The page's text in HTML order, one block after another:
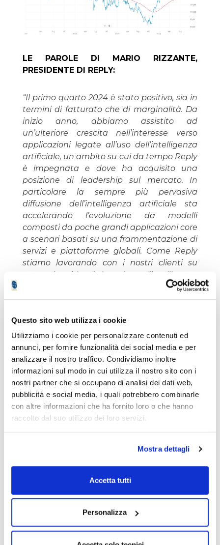
Questo sito web utilizza i cookie
Utilizziamo i cookie per personalizzare contenuti ed
annunci, per fornire funzionalità dei social media e per
analizzare il nostro traffico. Condividiamo inoltre
informazioni sul modo in cui utilizza il nostro sito con i
nostri partner che si occupano di analisi dei dati web,
pubblicità e social media, i quali potrebbero combinarle
con altre informazioni che ha fornito loro o che hanno
raccolto dal suo utilizzo dei loro servizi.
Mostra dettagli
Accetta tutti
Personalizza
LE PAROLE DI MARIO RIZZANTE,
PRESIDENTE DI REPLY:
“Il primo quarto 2024 è stato positivo, sia in
termini di fatturato che di marginalità. Da
inizio anno, abbiamo assistito ad
un’ulteriore crescita nell’interesse verso
applicazioni legate all’uso dell’intelligenza
artificiale, un ambito su cui da tempo Reply
è impegnata e dove ha acquisito una
posizione di leadership sul mercato. In
particolare la sempre più pervasiva
diffusione dell’intelligenza artificiale sta
accelerando l’evoluzione da modelli
composti da poche grandi applicazioni core
a scenari basati su una frammentazione di
servizi e piattaforme globali. Come Reply
stiamo lavorando con i nostri clienti su
progetti volti ad introdurre l’intelligenza
artificiale all’interno dei principali processi
di marketing, sales, produzione,
ambiti di interesse, sono rappresentati
dall’intelligenza artificiale a bordo veicolo e
dalle nuove interfacce conversazionali
basate su piattaforme di spatial
computing.
Oggi siamo comunque ancora agli inizi di
un grande cambiamento. Nei prossimi
anni, la proliferazione e le ulteriori infinite
evoluzioni dell’intelligenza artificiale
nella continua ridefinizione dei sistemi e del
modo di lavorare; due ambiti su cui Reply
sta investendo significativamente, in
affiancare le aziende in quella che sarà la
sfida del futuro.”
OSSERVAZIONI: